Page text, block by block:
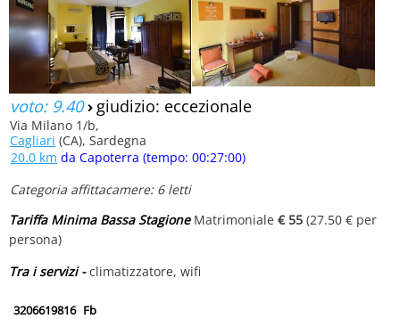
voto: 9.40› giudizio: eccezionale
Via Milano 1/b,
Cagliari (CA), Sardegna
20.0 km da Capoterra (tempo: 00:27:00)
Categoria affittacamere: 6 letti
Tariffa Minima Bassa StagioneMatrimoniale € 55 (27.50 € per
persona)
Tra i servizi -climatizzatore, wifi
3206619816 Fb